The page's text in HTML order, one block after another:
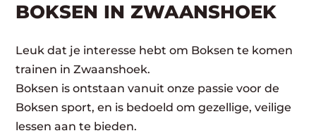
BOKSEN IN ZWAANSHOEK
Leuk dat je interesse hebt om Boksen te komen
trainen in Zwaanshoek.
Boksen is ontstaan vanuit onze passie voor de
Boksen sport, en is bedoeld om gezellige, veilige
lessen aan te bieden.